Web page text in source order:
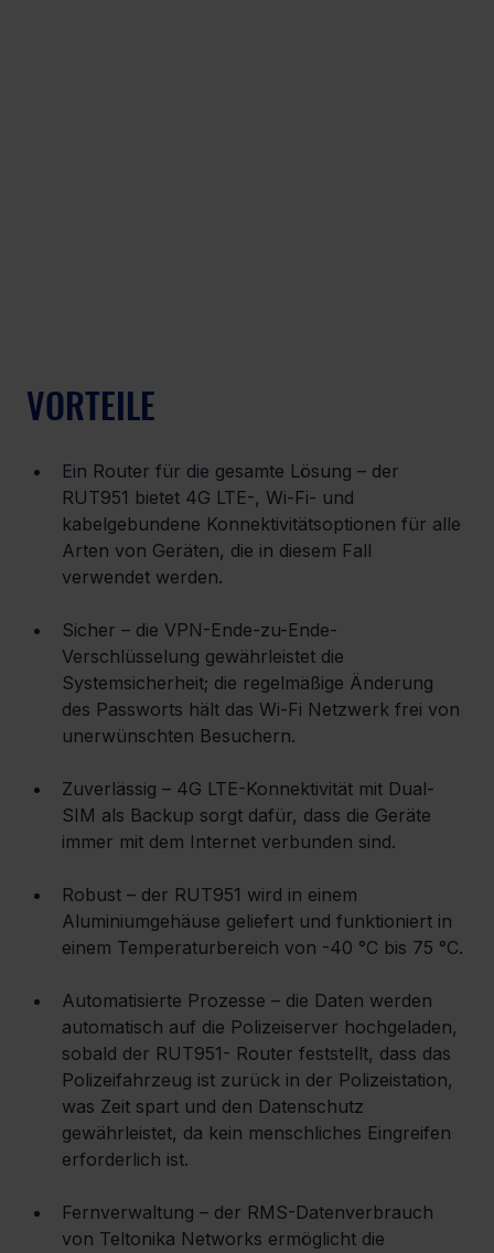
VORTEILE
Ein Router für die gesamte Lösung – der
RUT951 bietet 4G LTE-, Wi-Fi- und
kabelgebundene Konnektivitätsoptionen für alle
Arten von Geräten, die in diesem Fall
verwendet werden.
Sicher – die VPN-Ende-zu-Ende-
Verschlüsselung gewährleistet die
Systemsicherheit; die regelmäßige Änderung
des Passworts hält das Wi-Fi Netzwerk frei von
unerwünschten Besuchern.
Zuverlässig – 4G LTE-Konnektivität mit Dual-
SIM als Backup sorgt dafür, dass die Geräte
immer mit dem Internet verbunden sind.
Robust – der RUT951 wird in einem
Aluminiumgehäuse geliefert und funktioniert in
einem Temperaturbereich von -40 °C bis 75 °C.
Automatisierte Prozesse – die Daten werden
automatisch auf die Polizeiserver hochgeladen,
sobald der RUT951- Router feststellt, dass das
Polizeifahrzeug ist zurück in der Polizeistation,
was Zeit spart und den Datenschutz
gewährleistet, da kein menschliches Eingreifen
erforderlich ist.
Fernverwaltung – der RMS-Datenverbrauch
von Teltonika Networks ermöglicht die